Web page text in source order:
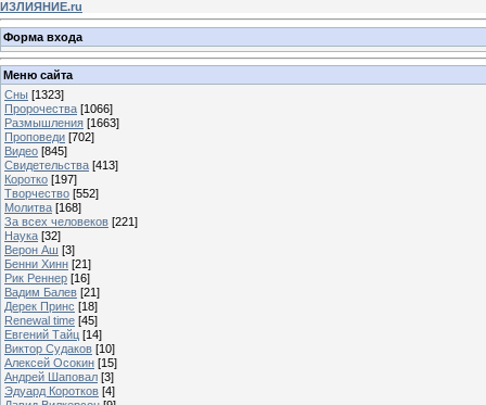
ИЗЛИЯНИЕ.ru
Форма входа
Меню сайта
Сны [1323]
Пророчества [1066]
Размышления [1663]
Проповеди [702]
Видео [845]
Свидетельства [413]
Коротко [197]
Творчество [552]
Молитва [168]
За всех человеков [221]
Наука [32]
Верон Аш [3]
Бенни Хинн [21]
Рик Реннер [16]
Вадим Балев [21]
Дерек Принс [18]
Renewal time [45]
Евгений Тайц [14]
Виктор Судаков [10]
Алексей Осокин [15]
Андрей Шаповал [3]
Эдуард Коротков [4]